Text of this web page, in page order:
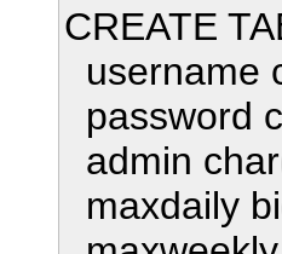
CREATE
username
password
admin
maxdaily